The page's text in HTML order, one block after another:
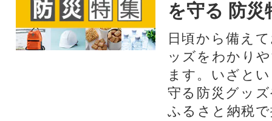
を守る 防災
日頃から備え
ッズをわかり
ます。いざと
守る防災グッ
ふるさと納税